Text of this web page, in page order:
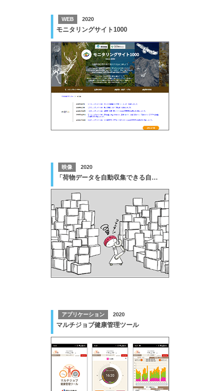
WEB 2020
モニタリングサイト1000
映像 2020
「荷物データを自動収集できる自動荷降ろし」広報用動画
アプリケーション 2020
マルチジョブ健康管理ツール